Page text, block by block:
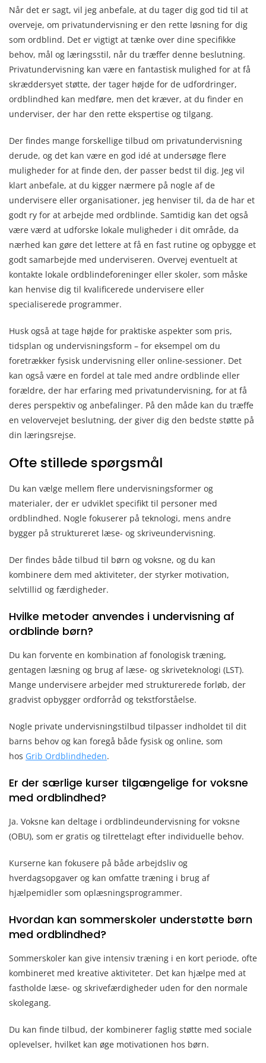
Når det er sagt, vil jeg anbefale, at du tager dig god tid til at
overveje, om privatundervisning er den rette løsning for dig
som ordblind. Det er vigtigt at tænke over dine specifikke
behov, mål og læringsstil, når du træffer denne beslutning.
Privatundervisning kan være en fantastisk mulighed for at få
skræddersyet støtte, der tager højde for de udfordringer,
ordblindhed kan medføre, men det kræver, at du finder en
underviser, der har den rette ekspertise og tilgang.
Der findes mange forskellige tilbud om privatundervisning
derude, og det kan være en god idé at undersøge flere
muligheder for at finde den, der passer bedst til dig. Jeg vil
klart anbefale, at du kigger nærmere på nogle af de
undervisere eller organisationer, jeg henviser til, da de har et
godt ry for at arbejde med ordblinde. Samtidig kan det også
være værd at udforske lokale muligheder i dit område, da
nærhed kan gøre det lettere at få en fast rutine og opbygge et
godt samarbejde med underviseren. Overvej eventuelt at
kontakte lokale ordblindeforeninger eller skoler, som måske
kan henvise dig til kvalificerede undervisere eller
specialiserede programmer.
Husk også at tage højde for praktiske aspekter som pris,
tidsplan og undervisningsform – for eksempel om du
foretrækker fysisk undervisning eller online-sessioner. Det
kan også være en fordel at tale med andre ordblinde eller
forældre, der har erfaring med privatundervisning, for at få
deres perspektiv og anbefalinger. På den måde kan du træffe
en velovervejet beslutning, der giver dig den bedste støtte på
din læringsrejse.
Ofte stillede spørgsmål
Du kan vælge mellem flere undervisningsformer og
materialer, der er udviklet specifikt til personer med
ordblindhed. Nogle fokuserer på teknologi, mens andre
bygger på struktureret læse- og skriveundervisning.
Der findes både tilbud til børn og voksne, og du kan
kombinere dem med aktiviteter, der styrker motivation,
selvtillid og færdigheder.
Hvilke metoder anvendes i undervisning af
ordblinde børn?
Du kan forvente en kombination af fonologisk træning,
gentagen læsning og brug af læse- og skriveteknologi (LST).
Mange undervisere arbejder med strukturerede forløb, der
gradvist opbygger ordforråd og tekstforståelse.
Nogle private undervisningstilbud tilpasser indholdet til dit
barns behov og kan foregå både fysisk og online, som
hos Grib Ordblindheden.
Er der særlige kurser tilgængelige for voksne
med ordblindhed?
Ja. Voksne kan deltage i ordblindeundervisning for voksne
(OBU), som er gratis og tilrettelagt efter individuelle behov.
Kurserne kan fokusere på både arbejdsliv og
hverdagsopgaver og kan omfatte træning i brug af
hjælpemidler som oplæsningsprogrammer.
Hvordan kan sommerskoler understøtte børn
med ordblindhed?
Sommerskoler kan give intensiv træning i en kort periode, ofte
kombineret med kreative aktiviteter. Det kan hjælpe med at
fastholde læse- og skrivefærdigheder uden for den normale
skolegang.
Du kan finde tilbud, der kombinerer faglig støtte med sociale
oplevelser, hvilket kan øge motivationen hos børn.